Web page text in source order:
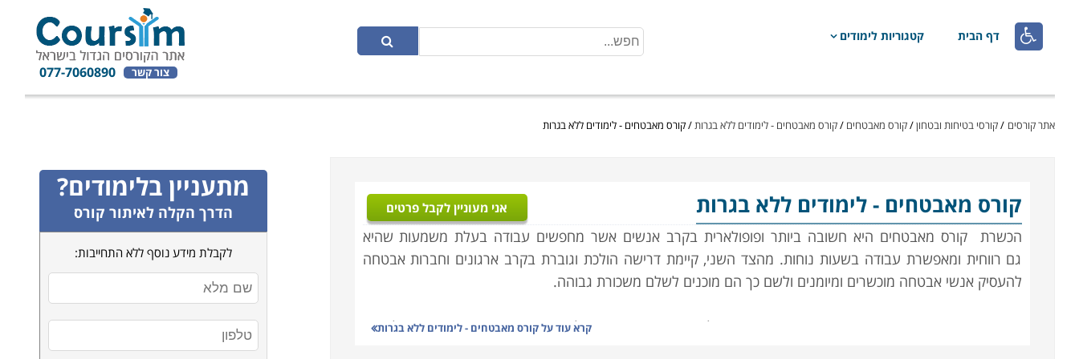
 דף הבית קטגוריות לימודים
צור קשר 077-7060890
אתר קורסים /קורסי בטיחות ובטחון/קורס מאבטחים /קורס מאבטחים - לימודים ללא בגרות/קורס מאבטחים - לימודים ללא בגרות
קורס מאבטחים- לימודים ללא בגרות אני מעוניין לקבל פרטים
הכשרת קורס מאבטחים היא חשובה ביותר ופופולארית בקרב אנשים אשר מחפשים עבודה בעלת משמעות שהיא
גם רווחית ומאפשרת עבודה בשעות נוחות. מהצד השני, קיימת דרישה הולכת וגוברת בקרב ארגונים וחברות אבטחה
להעסיק אנשי אבטחה מוכשרים ומיומנים ולשם כך הם מוכנים לשלם משכורת גבוהה.
עבודת המאבטח היא מאתגרת ודורשת רמה גבוהה של ערנות, פיקחות ואינטליגנציה. יחד עם זאת, תכונות אלו אינן
קרא עוד עלקורס מאבטחים - לימודים ללא בגרות
מתעניין בלימודים?
הדרך הקלה לאיתור קורס
לקבלת מידע נוסף ללא התחייבות: